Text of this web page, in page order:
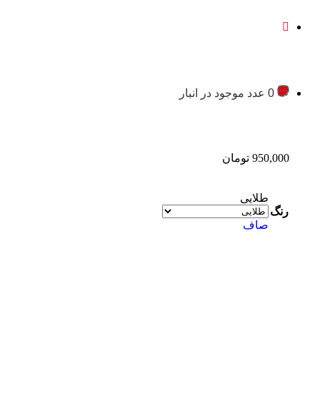
0 عدد موجود در انبار
950,000 تومان
رنگ
طلایی
صاف